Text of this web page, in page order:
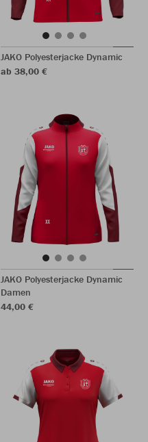
JAKO Polyesterjacke Dynamic
ab 38,00 €
JAKO Polyesterjacke Dynamic
Damen
44,00 €